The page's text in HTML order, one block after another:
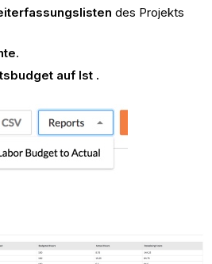
des Projekts
.
auf Ist .